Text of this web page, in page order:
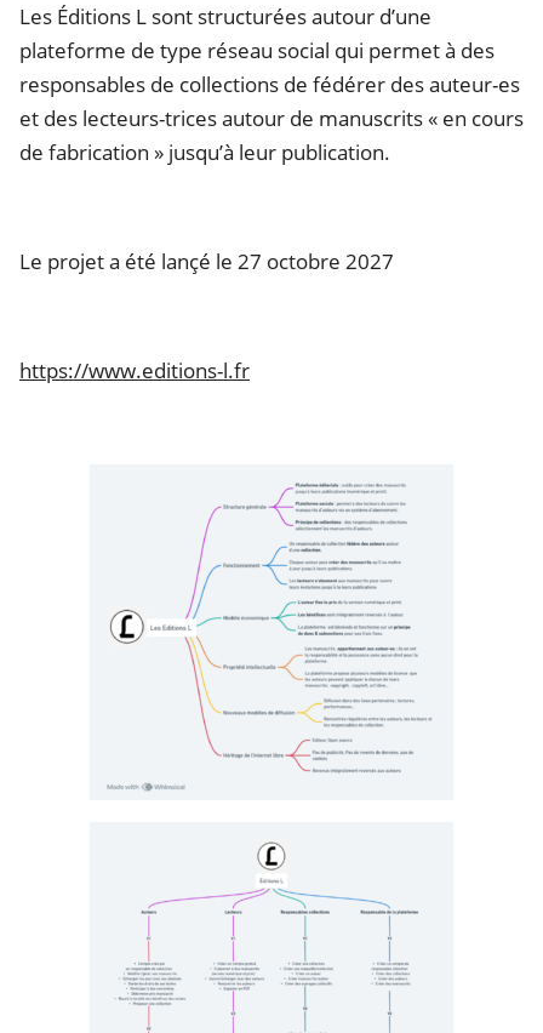
Les Éditions L sont structurées autour d’une
plateforme de type réseau social qui permet à des
responsables de collections de fédérer des auteur-es
et des lecteurs-trices autour de manuscrits « en cours
de fabrication » jusqu’à leur publication.
Le projet a été lançé le 27 octobre 2027
https://www.editions-l.fr